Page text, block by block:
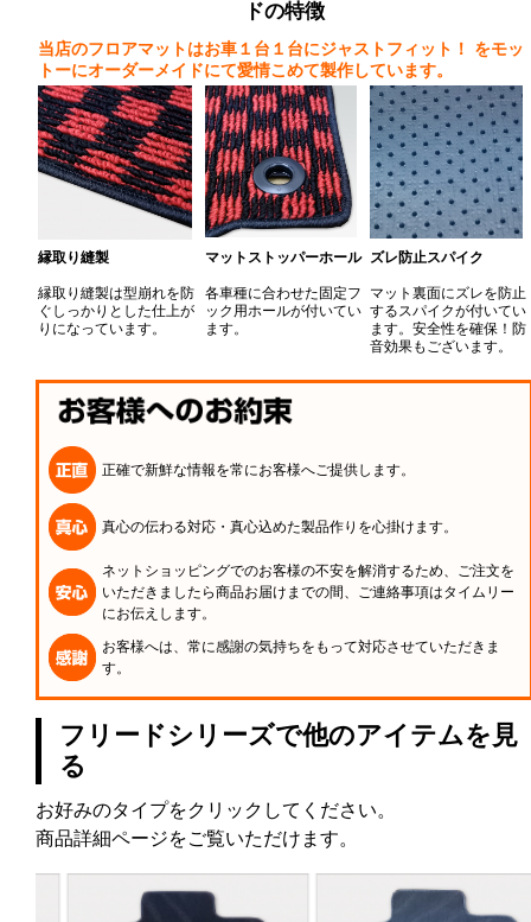
ドの特徴
当店のフロアマットはお車１台１台にジャストフィット！
をモッ
トーにオーダーメイドにて愛情こめて製作しています。
縁取り縫製
縁取り縫製は型崩れを防
ぐしっかりとした仕上が
りになっています。
マットストッパーホール
各車種に合わせた固定フ
ック用ホールが付いてい
ます。
ズレ防止スパイク
マット裏面にズレを防止
するスパイクが付いてい
ます。安全性を確保！防
音効果もございます。
正確で新鮮な情報を常にお客様へご提供します。
真心の伝わる対応・真心込めた製品作りを心掛けます。
ネットショッピングでのお客様の不安を解消するため、ご注文を
いただきましたら商品お届けまでの間、ご連絡事項はタイムリー
にお伝えします。
お客様へは、常に感謝の気持ちをもって対応させていただきま
す。
フリードシリーズで他のアイテムを見
る
お好みのタイプをクリックしてください。
商品詳細ページをご覧いただけます。